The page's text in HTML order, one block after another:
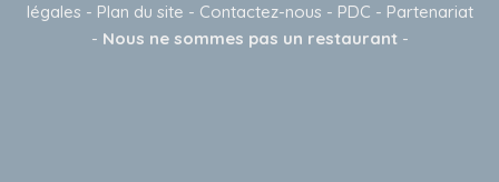
n
légales - Plan du site - Contactez-nous - PDC - Partenariat
- Nous ne sommes pas un restaurant-